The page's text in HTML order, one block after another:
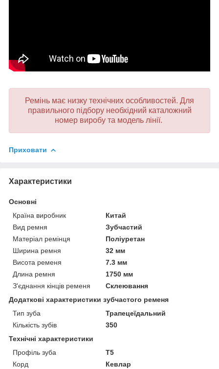
Ремінь має низку технічних особливостей. Для
правильного підбору необхідний каталожний
номер виробу та модель лінії.
Приховати
Характеристики
Основні
Країна виробник
Китай
Вид ремня
Зубчастий
Матеріал ремінця
Поліуретан
Ширина ремня
32 мм
Висота ременя
7.3 мм
Длина ремня
1750 мм
З'єднання кінців ременя
Склеювання
Додаткові характеристики зубчастого ременя
Тип зуба
Трапецеїдальний
Кількість зубів
350
Технічні характеристики
Профіль зуба
T5
Корд
Кевлар